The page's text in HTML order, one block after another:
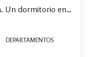
23 E/50 y 51-Depto de categoría. Un dormitorio en suite. Parque San Martín
DEPARTAMENTOS